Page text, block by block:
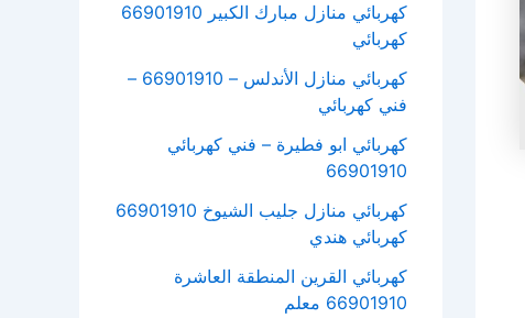
كهربائي منازل مبارك الكبير 66901910
كهربائي
كهربائي منازل الأندلس – 66901910 –
فني كهربائي
كهربائي ابو فطيرة – فني كهربائي
66901910
كهربائي منازل جليب الشيوخ 66901910
كهربائي هندي
كهربائي القرين المنطقة العاشرة
66901910 معلم